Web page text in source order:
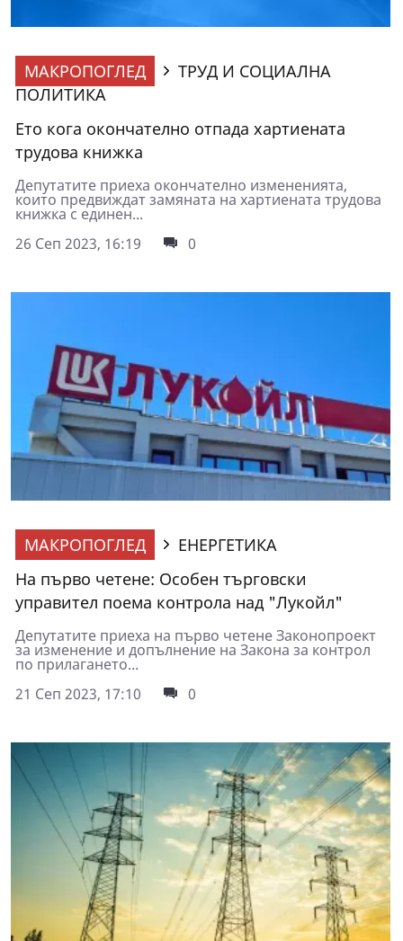
МАКРОПОГЛЕД
ТРУД И СОЦИАЛНА
ПОЛИТИКА
Ето кога окончателно отпада хартиената
трудова книжка
Депутатите приеха окончателно измененията,
които предвиждат замяната на хартиената трудова
книжка с единен...
26 Сеп 2023, 16:19
0
МАКРОПОГЛЕД
ЕНЕРГЕТИКА
На първо четене: Особен търговски
управител поема контрола над "Лукойл"
Депутатите приеха на първо четене Законопроект
за изменение и допълнение на Закона за контрол
по прилагането...
21 Сеп 2023, 17:10
0